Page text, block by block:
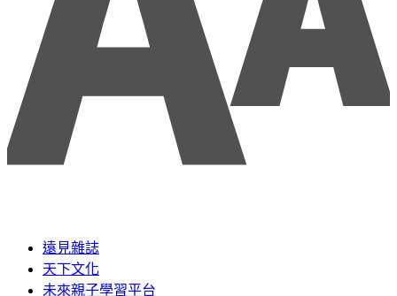
遠見雜誌
天下文化
未來親子學習平台